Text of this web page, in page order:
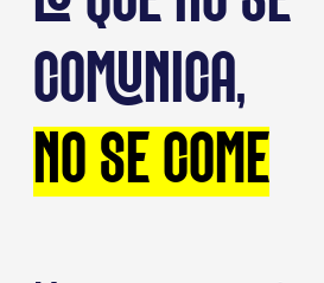
COMUNICA,
NO SE COME